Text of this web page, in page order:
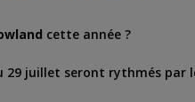
cette année ?
29 juillet seront rythmés par